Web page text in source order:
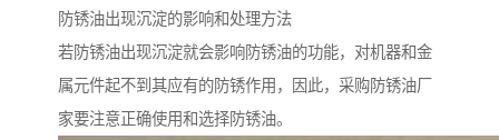
防锈油出现沉淀的影响和处理方法
若防锈油出现沉淀就会影响防锈油的功能，对机器和金
属元件起不到其应有的防锈作用，因此，采购防锈油厂
家要注意正确使用和选择防锈油。